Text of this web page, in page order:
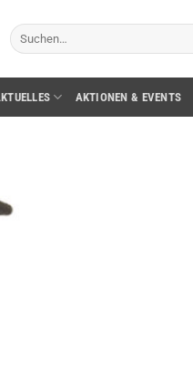
Suchen
nach:
AKTIONEN & EVENTS